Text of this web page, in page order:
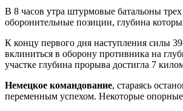
В 8 часов утра штурмовые батальоны
оборонительные позиции, глубина
К концу первого дня наступления силы
вклиниться в оборону противника на
участке глубина прорыва достигла 7
Немецкое командование, стараясь
переменным успехом. Некоторые